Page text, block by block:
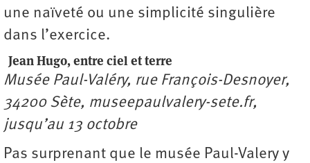
une naïveté ou une simplicité singulière
dans l’exercice.
Jean Hugo, entre ciel et terre
Musée Paul-Valéry, rue François-Desnoyer,
34200 Sète, museepaulvalery-sete.fr,
jusqu’au 13 octobre
Pas surprenant que le musée Paul-Valery y